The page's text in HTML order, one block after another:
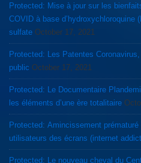
Protected: Mise à jour sur les
COVID à base d’hydroxychloroquine
sulfate October 17, 2021
Protected: Les Patentes
public October 17, 2021
Protected: Le Documentaire
les éléments d’une ère totalitaire
Protected: Amincissement prématuré du cortex chez les grands
utilisateurs des écrans (internet
Protected: Le nouveau cheval du